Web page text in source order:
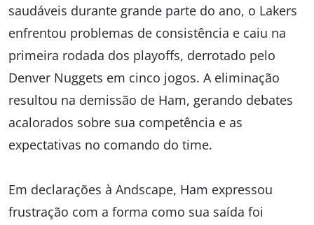
saudáveis durante grande parte do ano, o Lakers
enfrentou problemas de consistência e caiu na
primeira rodada dos playoffs, derrotado pelo
Denver Nuggets em cinco jogos. A eliminação
resultou na demissão de Ham, gerando debates
acalorados sobre sua competência e as
expectativas no comando do time.
Em declarações à Andscape, Ham expressou
frustração com a forma como sua saída foi